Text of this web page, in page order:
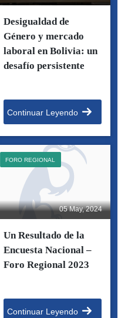
Desigualdad de
Género y mercado
laboral en Bolivia: un
desafío persistente
Continuar Leyendo
05 May, 2024
FORO REGIONAL
Un Resultado de la
Encuesta Nacional –
Foro Regional 2023
Continuar Leyendo